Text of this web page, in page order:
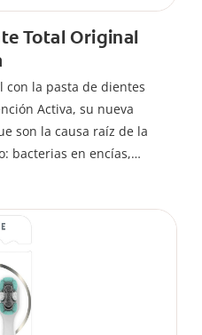
Total Original
la pasta de dientes
Activa, su nueva
son la causa raíz de la
bacterias en encías,